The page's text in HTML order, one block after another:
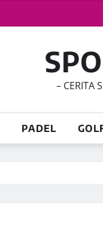
– CERITA
PADEL